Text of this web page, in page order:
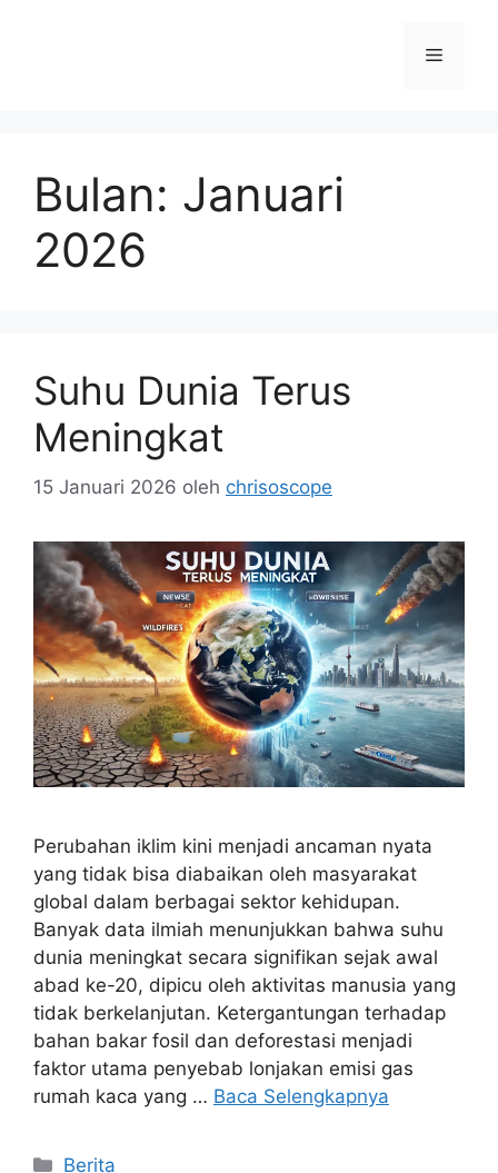
Menu
Bulan: Januari
2026
Suhu Dunia Terus
Meningkat
15 Januari 2026 oleh chrisoscope
Perubahan iklim kini menjadi ancaman nyata
yang tidak bisa diabaikan oleh masyarakat
global dalam berbagai sektor kehidupan.
Banyak data ilmiah menunjukkan bahwa suhu
dunia meningkat secara signifikan sejak awal
abad ke-20, dipicu oleh aktivitas manusia yang
tidak berkelanjutan. Ketergantungan terhadap
bahan bakar fosil dan deforestasi menjadi
faktor utama penyebab lonjakan emisi gas
rumah kaca yang … Baca Selengkapnya
Kategori
Berita